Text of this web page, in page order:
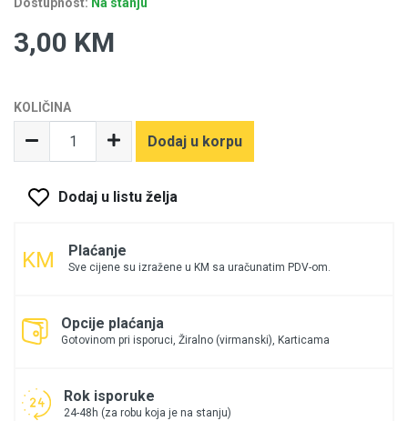
3,00 KM
KOLIČINA
Dodaj u korpu
Dodaj u listu želja
Plaćanje
Sve cijene su izražene u KM sa uračunatim PDV-om.
Opcije plaćanja
Gotovinom pri isporuci, Žiralno (virmanski), Karticama
Rok isporuke
24-48h (za robu koja je na stanju)